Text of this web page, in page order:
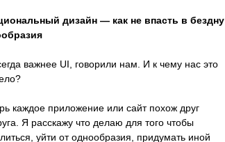
дизайн — как не впасть в бездну
важнее UI, говорили нам. И к чему нас это
каждое приложение или сайт похож друг
Я расскажу что делаю для того чтобы
уйти от однообразия, придумать иной